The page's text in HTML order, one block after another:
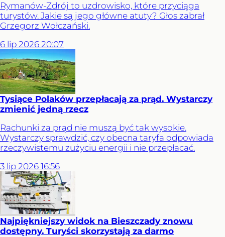
Rymanów-Zdrój to uzdrowisko, które przyciąga
turystów. Jakie są jego główne atuty? Głos zabrał
Grzegorz Wołczański.
6 lip 2026 20:07
Tysiące Polaków przepłacają za prąd. Wystarczy
zmienić jedną rzecz
Rachunki za prąd nie muszą być tak wysokie.
Wystarczy sprawdzić, czy obecna taryfa odpowiada
rzeczywistemu zużyciu energii i nie przepłacać.
3 lip 2026 16:56
Najpiękniejszy widok na Bieszczady znowu
dostępny. Turyści skorzystają za darmo